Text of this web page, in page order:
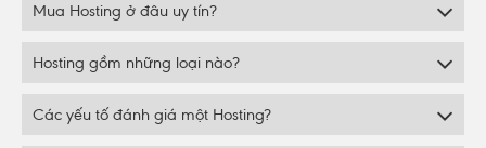
Mua Hosting ở đâu uy tín?
Hosting gồm những loại nào?
Các yếu tố đánh giá một Hosting?